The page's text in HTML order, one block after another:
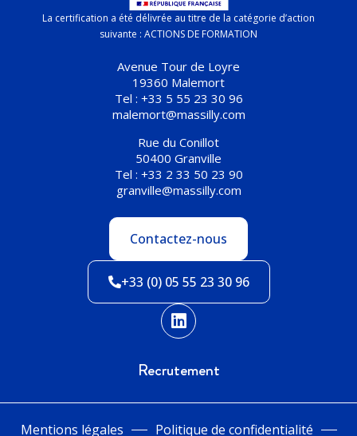
La certification a été délivrée au titre de la catégorie d’action
suivante : ACTIONS DE FORMATION
Avenue Tour de Loyre
19360 Malemort
Tel : +33 5 55 23 30 96
malemort@massilly.com
Rue du Conillot
50400 Granville
Tel : +33 2 33 50 23 90
granville@massilly.com
Contactez-nous
+33 (0) 05 55 23 30 96
Recrutement
Mentions légales Politique de confidentialité